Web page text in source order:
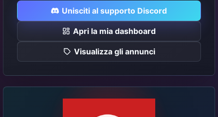
Unisciti al supporto Discord
Apri la mia dashboard
Visualizza gli annunci